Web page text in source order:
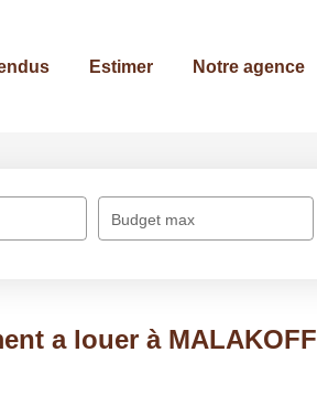
Estimer Notre agence
Budget max
a louer à MALAKOFF